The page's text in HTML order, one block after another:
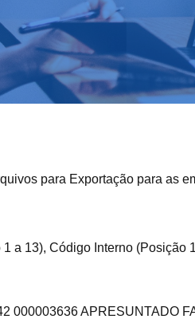
para Exportação para as
a 13), Código Interno (Posição
000003636